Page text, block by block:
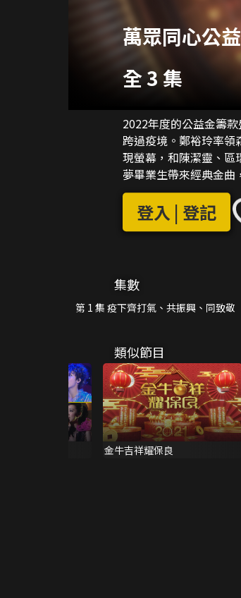
萬眾同心公
全 3 集
2022年度的公益金籌
跨過疫境。鄭裕玲率領
現螢幕，和陳潔靈、區
夢畢業生帶來經典金曲
劇與歌聲，向抗疫人員
登入 | 登記
集數
第 1 集 疫下齊打氣、共振興、同致敬
類似節目
金牛吉祥耀保良